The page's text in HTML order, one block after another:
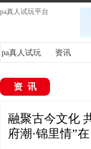
pa真人试玩平台
pa真人试玩 资讯
资讯
融聚古今文化
府潮·锦里情”